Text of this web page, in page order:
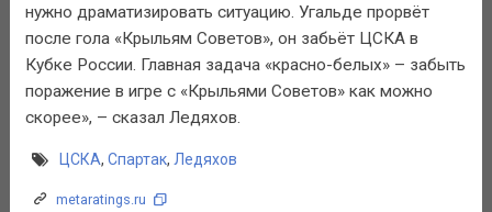
нужно драматизировать ситуацию. Угальде прорвёт
после гола «Крыльям Советов», он забьёт ЦСКА в
Кубке России. Главная задача «красно-белых» – забыть
поражение в игре с «Крыльями Советов» как можно
скорее», – сказал Ледяхов.
ЦСКА, Спартак, Ледяхов
metaratings.ru